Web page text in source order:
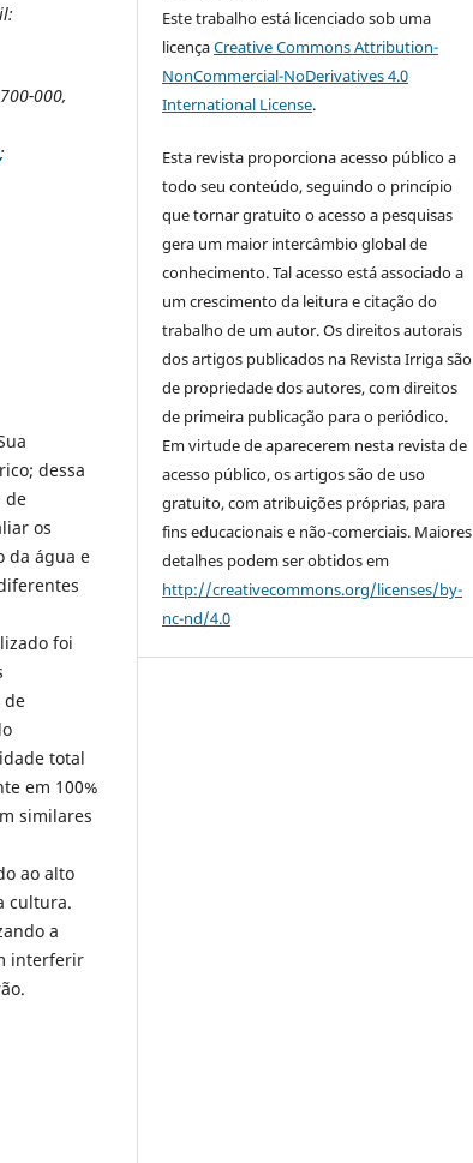
000,
;
dessa
de
os
da água e
foi
de
total
em 100%
similares
ao alto
cultura.
a
interferir
Este trabalho está licenciado sob uma
licençaCreative Commons Attribution-
NonCommercial-NoDerivatives 4.0
International License.
Esta revista proporciona acesso público a
todo seu conteúdo, seguindo o princípio
que tornar gratuito o acesso a pesquisas
gera um maior intercâmbio global de
conhecimento. Tal acesso está associado a
um crescimento da leitura e citação do
trabalho de um autor. Os direitos autorais
dos artigos publicados na Revista Irriga são
de propriedade dos autores, com direitos
de primeira publicação para o periódico.
Em virtude de aparecerem nesta revista de
acesso público, os artigos são de uso
gratuito, com atribuições próprias, para
fins educacionais e não-comerciais. Maiores
detalhes podem ser obtidos em
http://creativecommons.org/licenses/by-
nc-nd/4.0